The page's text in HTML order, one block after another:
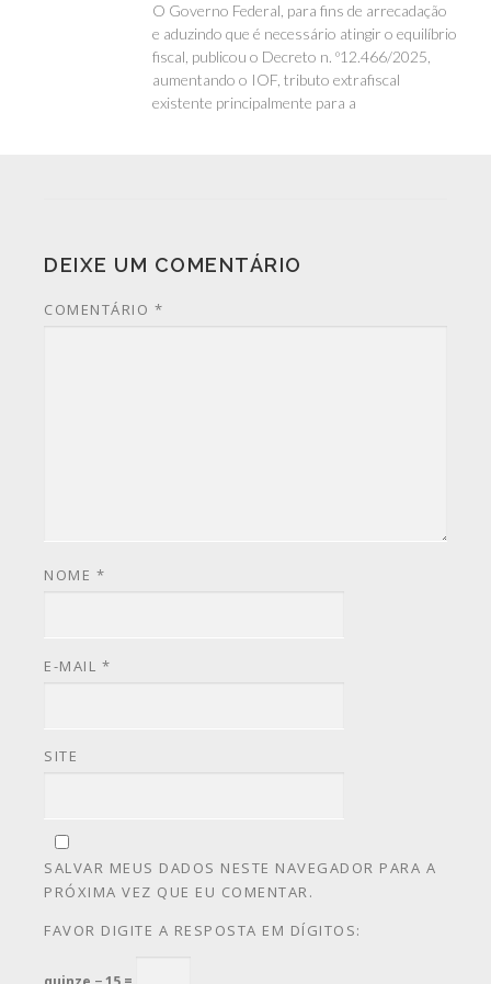
O Governo Federal, para fins de arrecadação
e aduzindo que é necessário atingir o equilíbrio
fiscal, publicou o Decreto n. º12.466/2025,
aumentando o IOF, tributo extrafiscal
existente principalmente para a
DEIXE UM COMENTÁRIO
COMENTÁRIO *
NOME *
E-MAIL *
SITE
SALVAR MEUS DADOS NESTE NAVEGADOR PARA A
PRÓXIMA VEZ QUE EU COMENTAR.
FAVOR DIGITE A RESPOSTA EM DÍGITOS: